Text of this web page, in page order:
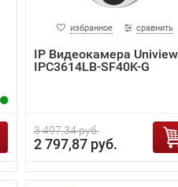
избранное сравнить
IP Видеокамера Uniview
IPC3614LB-SF40K-G
3 497,34 руб.
2 797,87 руб.